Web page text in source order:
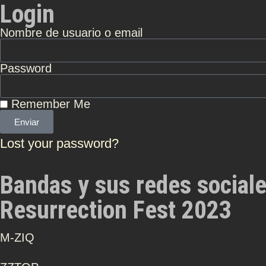
Login
Nombre de usuario o email
Password
Remember Me
Enviar
Lost your password?
Bandas y sus redes
Resurrection Fest 2023
Μ-ZIQ